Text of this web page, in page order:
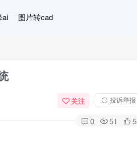
ai 图片转cad
关注 ⚪ 投诉举报
0 51 5